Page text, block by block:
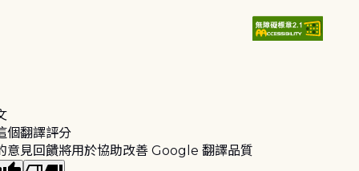
個翻譯評分
意見回饋將用於協助改善 Google 翻譯品質